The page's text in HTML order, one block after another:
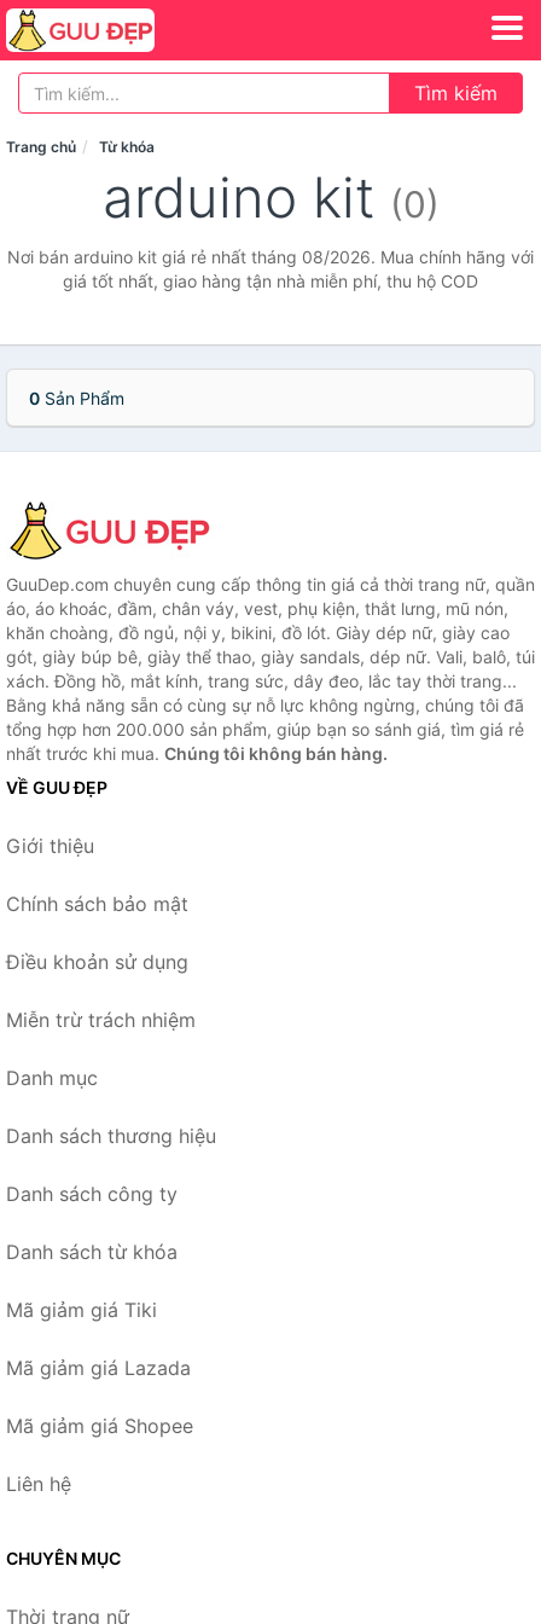
Tìm kiếm
Trang chủ Từ khóa
arduino kit (0)
Nơi bán arduino kit giá rẻ nhất tháng 08/2026. Mua chính hãng với
giá tốt nhất, giao hàng tận nhà miễn phí, thu hộ COD
0 Sản Phẩm
GuuDep.com chuyên cung cấp thông tin giá cả thời trang nữ, quần
áo, áo khoác, đầm, chân váy, vest, phụ kiện, thắt lưng, mũ nón,
khăn choàng, đồ ngủ, nội y, bikini, đồ lót. Giày dép nữ, giày cao
gót, giày búp bê, giày thể thao, giày sandals, dép nữ. Vali, balô, túi
xách. Đồng hồ, mắt kính, trang sức, dây đeo, lắc tay thời trang...
Bằng khả năng sẵn có cùng sự nỗ lực không ngừng, chúng tôi đã
tổng hợp hơn 200.000 sản phẩm, giúp bạn so sánh giá, tìm giá rẻ
nhất trước khi mua. Chúng tôi không bán hàng.
VỀ GUU ĐẸP
Giới thiệu
Chính sách bảo mật
Điều khoản sử dụng
Miễn trừ trách nhiệm
Danh mục
Danh sách thương hiệu
Danh sách công ty
Danh sách từ khóa
Mã giảm giá Tiki
Mã giảm giá Lazada
Mã giảm giá Shopee
Liên hệ
CHUYÊN MỤC
Thời trang nữ